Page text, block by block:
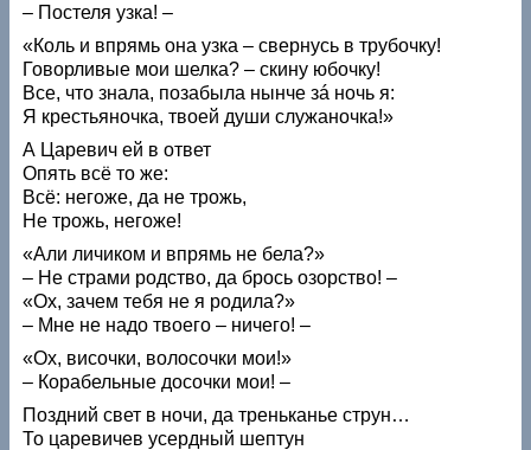
– Постеля узка! –
«Коль и впрямь она узка – свернусь в трубочку!
Говорливые мои шелка? – скину юбочку!
Все, что знала, позабыла нынче зá ночь я:
Я крестьяночка, твоей души служаночка!»
А Царевич ей в ответ
Опять всё то же:
Всё: негоже, да не трожь,
Не трожь, негоже!
«Али личиком и впрямь не бела?»
– Не страми родство, да брось озорство! –
«Ох, зачем тебя не я родила?»
– Мне не надо твоего – ничего! –
«Ох, височки, волосочки мои!»
– Корабельные досочки мои! –
Поздний свет в ночи, да треньканье струн…
То царевичев усердный шептун